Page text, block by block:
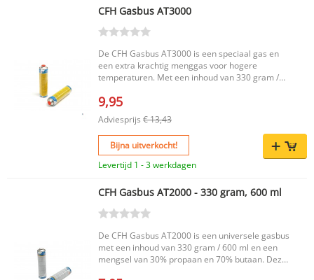
CFH Gasbus AT3000
De CFH Gasbus AT3000 is een speciaal gas en
een extra krachtig menggas voor hogere
temperaturen. Met een inhoud van 330 gram /
de Lasfix SF3100. Een praktische keuze voor wie
op zoek is naar betrouwbare prestaties bij
hogere temperaturen. Belangrijkste voordelen
Extra krachtig menggas voor hogere
temperaturen Geschikt voor de Lasfix SF3100
Handige gasbus met inhoud van 330 gram / 600
Speciaal gas AT 3000 EAN code: 4001845525150
De CFH Gasbus AT3000 is een functionele
oplossing voor toepassingen waarbij een
krachtig menggas gewenst is. Dankzij de
specifieke samenstelling en de compatibiliteit
met de Lasfix SF3100 is deze gasbus een
passende aanvulling op jouw gereedschap.
9,95
Adviesprijs € 13,43
Bijna uitverkocht!
Levertijd 1 - 3 werkdagen
CFH Gasbus AT2000 - 330 gram, 600 ml
De CFH Gasbus AT2000 is een universele gasbus
met een inhoud van 330 gram / 600 ml en een
mengsel van 30% propaan en 70% butaan. Deze